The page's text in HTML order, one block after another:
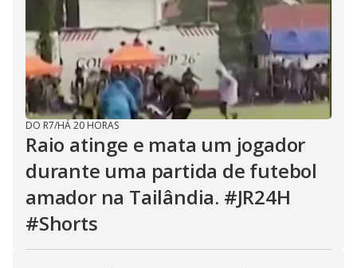
DO R7/HÁ 20 HORAS
Raio atinge e mata um jogador
durante uma partida de futebol
amador na Tailândia. #JR24H
#Shorts